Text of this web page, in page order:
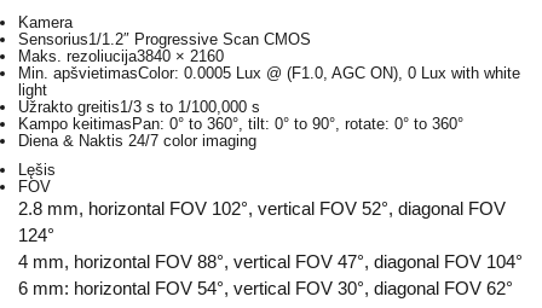
Kamera
Sensorius1/1.2″ Progressive Scan CMOS
Maks. rezoliucija3840 × 2160
Min. apšvietimasColor: 0.0005 Lux @ (F1.0, AGC ON), 0 Lux with white
light
Užrakto greitis1/3 s to 1/100,000 s
Kampo keitimas Pan: 0° to 360°, tilt: 0° to 90°, rotate: 0° to 360°
Diena & Naktis 24/7 color imaging
Lęšis
FOV
2.8 mm, horizontal FOV 102°, vertical FOV 52°, diagonal FOV
124°
4 mm, horizontal FOV 88°, vertical FOV 47°, diagonal FOV 104°
6 mm: horizontal FOV 54°, vertical FOV 30°, diagonal FOV 62°